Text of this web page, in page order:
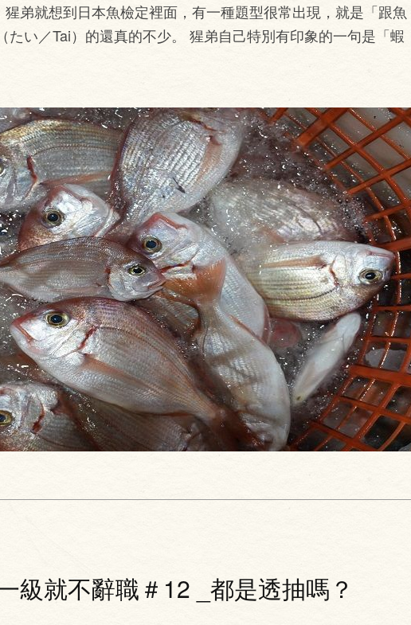
弟就想到日本魚檢定裡面，有一種題型很常出現，就是「跟魚
たい／Tai）的還真的不少。 猩弟自己特別有印象的一句是「蝦
級就不辭職＃12 _都是透抽嗎？